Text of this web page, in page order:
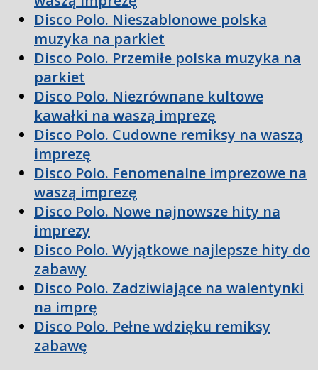
Disco Polo. Nieszablonowe polska
muzyka na parkiet
Disco Polo. Przemiłe polska muzyka na
parkiet
Disco Polo. Niezrównane kultowe
kawałki na waszą imprezę
Disco Polo. Cudowne remiksy na waszą
imprezę
Disco Polo. Fenomenalne imprezowe na
waszą imprezę
Disco Polo. Nowe najnowsze hity na
imprezy
Disco Polo. Wyjątkowe najlepsze hity do
zabawy
Disco Polo. Zadziwiające na walentynki
na imprę
Disco Polo. Pełne wdzięku remiksy
zabawę